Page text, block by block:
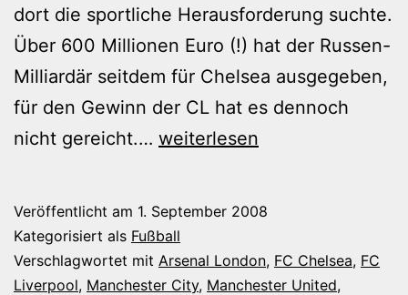
dort die sportliche Herausforderung suchte.
Über 600 Millionen Euro (!) hat der Russen-
Milliardär seitdem für Chelsea ausgegeben,
für den Gewinn der CL hat es dennoch
nicht gereicht.… Geldscheißer
Premier
League
weiterlesen
Veröffentlicht am 1. September 2008
Kategorisiert als Fußball
Verschlagwortet mit Arsenal London, FC Chelsea, FC
Liverpool, Manchester City, Manchester United,